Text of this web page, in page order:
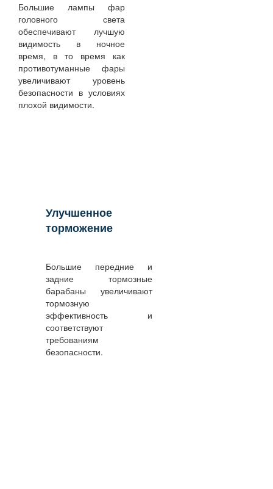
Большие лампы фар
головного света
обеспечивают лучшую
видимость в ночное
время, в то время как
противотуманные фары
увеличивают уровень
безопасности в условиях
плохой видимости.
Улучшенное
торможение
Большие передние и
задние тормозные
барабаны увеличивают
тормозную
эффективность и
соответствуют
требованиям
безопасности.